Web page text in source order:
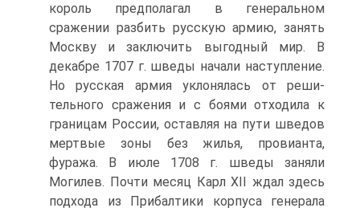
король предполагал в гене­ральном
сражении разбить русскую армию, занять
Москву и заключить выгодный мир. В
декабре 1707 г. шведы нача­ли наступление.
Но русская армия уклонялась от реши­
тельного сражения и с боями отходила к
границам России, оставляя на пути шведов
мертвые зоны без жилья, прови­анта,
фуража. В июле 1708 г. шведы заняли
Могилев. По­чти месяц Карл XII ждал здесь
подхода из Прибалтики корпуса генерала